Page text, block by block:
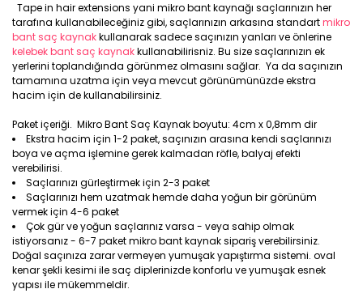
Tape in hair extensions yani mikro bant kaynağı saçlarınızın her
tarafına kullanabileceğiniz gibi, saçlarınızın arkasına standartmikro
bant saç kaynakkullanarak sadece saçınızın yanları ve önlerine
kelebek bant saç kaynakkullanabilirisniz. Bu size saçlarınızın ek
yerlerini toplandığında görünmez olmasını sağlar. Ya da saçınızın
tamamına uzatma için veya mevcut görünümünüzde ekstra
hacim için de kullanabilirsiniz.
Paket içeriği. Mikro Bant Saç Kaynak boyutu: 4cm x 0,8mm dir
Ekstra hacim için 1-2 paket, saçınızın arasına kendi saçlarınızı
boya ve açma işlemine gerek kalmadan röfle, balyaj efekti
verebilirisi.
Saçlarınızı gürleştirmek için 2-3 paket
Saçlarınızı hem uzatmak hemde daha yoğun bir görünüm
vermek için 4-6 paket
Çok gür ve yoğun saçlarınız varsa - veya sahip olmak
istiyorsanız - 6-7 paket mikro bant kaynak sipariş verebilirsiniz.
Doğal saçınıza zarar vermeyen yumuşak yapıştırma sistemi. oval
kenar şekli kesimi ile saç diplerinizde konforlu ve yumuşak esnek
yapısı ile mükemmeldir.